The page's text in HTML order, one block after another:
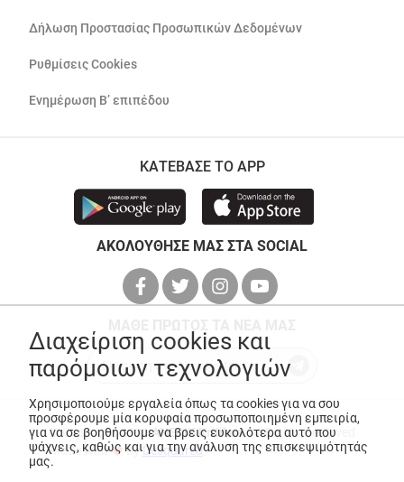
Δήλωση Προστασίας Προσωπικών Δεδομένων
Ρυθμίσεις Cookies
Ενημέρωση Β’ επιπέδου
ΚΑΤΕΒΑΣΕ ΤΟ APP
ΑΚΟΛΟΥΘΗΣΕ ΜΑΣ ΣΤΑ SOCIAL
© Copyright 2026ANEDIK Kritikos. All Rights Reserved
Made with
byDesquared
Διαχείριση cookies και
παρόμοιων τεχνολογιών
Χρησιμοποιούμε εργαλεία όπως τα cookies για να σου
προσφέρουμε μία κορυφαία προσωποποιημένη εμπειρία,
για να σε βοηθήσουμε να βρεις ευκολότερα αυτό που
ψάχνεις, καθώς και για την ανάλυση της επισκεψιμότητάς
μας.